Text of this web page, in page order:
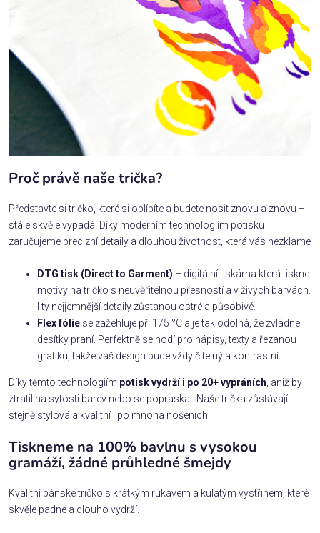
Proč právě naše trička?
Představte si tričko, které si oblíbíte a budete nosit znovu a znovu –
stále skvěle vypadá! Díky moderním technologiím potisku
zaručujeme precizní detaily a dlouhou životnost, která vás nezklame
DTG tisk (Direct to Garment) – digitální tiskárna která tiskne
motivy na tričko s neuvěřitelnou přesností a v živých barvách.
I ty nejjemnější detaily zůstanou ostré a působivé.
Flex fólie se zažehluje při 175 °C a je tak odolná, že zvládne
desítky praní. Perfektně se hodí pro nápisy, texty a řezanou
grafiku, takže váš design bude vždy čitelný a kontrastní.
Díky těmto technologiím potisk vydrží i po 20+ vypráních , aniž by
ztratil na sytosti barev nebo se popraskal. Naše trička zůstávají
stejně stylová a kvalitní i po mnoha nošeních!
Tiskneme na 100% bavlnu s vysokou
gramáží, žádné průhledné šmejdy
Kvalitní pánské tričko s krátkým rukávem a kulatým výstřihem, které
skvěle padne a dlouho vydrží.